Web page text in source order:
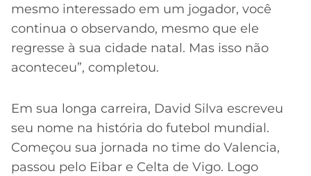
mesmo interessado em um jogador, você
continua o observando, mesmo que ele
regresse à sua cidade natal. Mas isso não
aconteceu”, completou.
Em sua longa carreira, David Silva escreveu
seu nome na história do futebol mundial.
Começou sua jornada no time do Valencia,
passou pelo Eibar e Celta de Vigo. Logo